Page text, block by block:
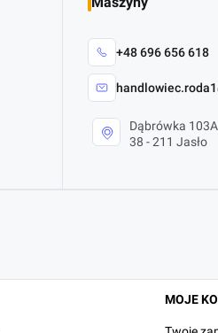
+48 696 656 618
Dąbrówka 103A
38 - 211 Jasło
MOJE